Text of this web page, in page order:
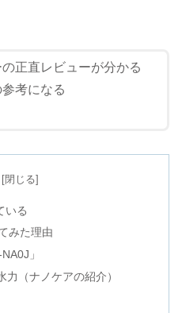
正直レビューが分かる
考になる
いる
みた理由
」
力（ナノケアの紹介）